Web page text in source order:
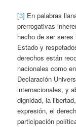
[3] En palabras
prerrogativas
hecho de ser
Estado y
derechos están
nacionales como
Declaración
internacionales, y
dignidad, la
expresión, el
participación